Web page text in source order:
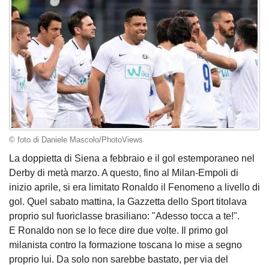
© foto di Daniele Mascolo/PhotoViews
La doppietta di Siena a febbraio e il gol estemporaneo nel
Derby di metà marzo. A questo, fino al Milan-Empoli di
inizio aprile, si era limitato Ronaldo il Fenomeno a livello di
gol. Quel sabato mattina, la Gazzetta dello Sport titolava
proprio sul fuoriclasse brasiliano: "Adesso tocca a te!".
E Ronaldo non se lo fece dire due volte. Il primo gol
milanista contro la formazione toscana lo mise a segno
proprio lui. Da solo non sarebbe bastato, per via del